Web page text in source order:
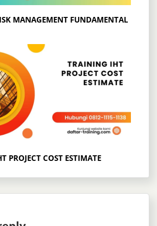
MANAGEMENT FUNDAMENTAL
PROJECT COST ESTIMATE